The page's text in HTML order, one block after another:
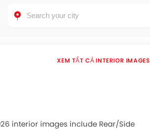
INTERIOR IMAGES
interior images include Rear/Side